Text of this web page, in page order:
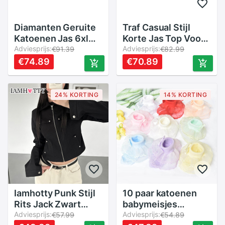
Diamanten Geruite
Katoenen Jas 6xl
Dames Lente Herfst
High-End Casual
Licht Dunne Kleine
Katoenen Jas
Dames
Vrijetijdskleding
Adviesprijs:€91.39
€74.89
Traf Casual Stijl
Korte Jas Top Voor
Vrouw Dubbele Rij
Knopen Damesjack
Met Lange Mouwen
Dagelijkse
Bovenkleding
Adviesprijs:€82.99
€70.89
24% KORTING
Iamhotty Punk Stijl
Rits Jack Zwart
Chique Multi-
Adviesprijs:€57.99
14% KORTING
10 paar katoenen
babymeisjes
prinsessensokken
Adviesprijs:€54.89